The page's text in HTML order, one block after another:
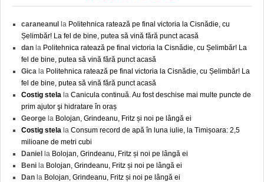
caraneanul la Politehnica ratează pe final victoria la Cisnădie, cu
Șelimbăr! La fel de bine, putea să vină fără punct acasă
dan la Politehnica ratează pe final victoria la Cisnădie, cu Șelimbăr! La
fel de bine, putea să vină fără punct acasă
Gica la Politehnica ratează pe final victoria la Cisnădie, cu Șelimbăr! La
fel de bine, putea să vină fără punct acasă
Costig stela la Canicula continuă. Au fost deschise mai multe puncte de
prim ajutor şi hidratare în oraș
George la Bolojan, Grindeanu, Fritz și noi pe lângă ei
Costig stela la Consum record de apă în luna iulie, la Timișoara: 2,5
milioane de metri cubi
Daniel la Bolojan, Grindeanu, Fritz și noi pe lângă ei
Beni la Bolojan, Grindeanu, Fritz și noi pe lângă ei
Dan la Bolojan, Grindeanu, Fritz și noi pe lângă ei